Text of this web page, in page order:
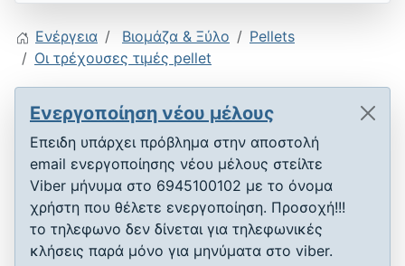
Ενέργεια Βιομάζα & Ξύλο
Pellets
Οι τρέχουσες τιμές pellet
Ενεργοποίηση νέου μέλους
Επειδη υπάρχει πρόβλημα στην αποστολή
email ενεργοποίησης νέου μέλους στείλτε
Viber μήνυμα στο 6945100102 με το όνομα
χρήστη που θέλετε ενεργοποίηση. Προσοχή!!!
το τηλεφωνο δεν δίνεται για τηλεφωνικές
κλήσεις παρά μόνο για μηνύματα στο viber.